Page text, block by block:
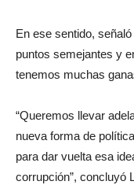
En ese sentido,
puntos semejantes y
tenemos muchas
“Queremos llevar
nueva forma de
para dar vuelta esa
corrupción”, concluyó